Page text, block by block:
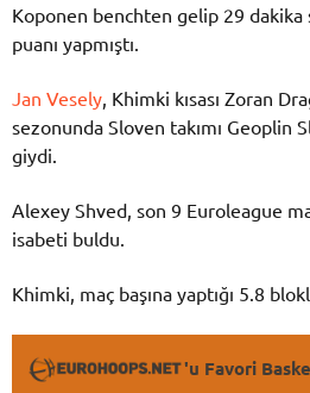
Koponen benchten gelip 29 dakika
puanı yapmıştı.
Jan Vesely , Khimki kısası Zoran
sezonunda Sloven takımı Geoplin
giydi.
Alexey Shved, son 9 Euroleague
isabeti buldu.
Khimki, maç başına yaptığı 5.8
'u Favori